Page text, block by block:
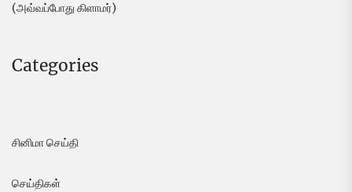
(அவ்வப்போது கிளாமர்)
Categories
சினிமா செய்தி
செய்திகள்